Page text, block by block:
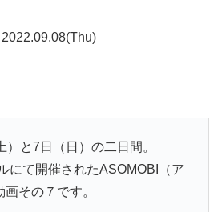
2022.09.08(Thu)
と7日（日）の二日間。
にて開催されたASOMOBI（ア
その７です。